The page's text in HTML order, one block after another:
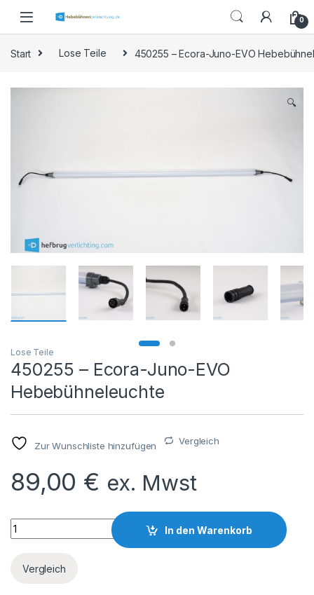
0
Start Lose Teile 450255 – Ecora-Juno-EVO
🔍
Lose Teile
450255 – Ecora-Juno-EVO
Hebebühneleuchte
Zur Wunschliste hinzufügen Vergleich
89,00 € ex. Mwst
450255 - Ecora-Juno-EVO Hebebühneleuchte quantity
In den Warenkorb
Vergleich